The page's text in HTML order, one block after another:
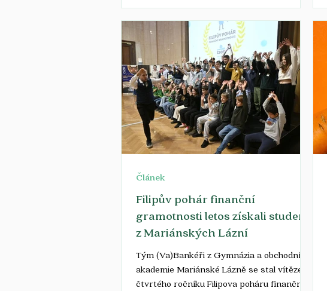
%. Podle analytiků se však zatím neočekává,
že by se tento výkyv promítl do trvalého
zdražení pro domácnosti – dopad na nové
smlouvy by měl být spíše omezený a
krátkodobý, vyplývá z tiskové zprávy
společnosti Arete. Ceny plynu na
evropském trhu rostou, ale dopad na
domácnosti bude
Filipův pohár finanční
gramotnosti letos získali studenti
z Mariánských Lázní
Tým (Va)Bankéři z Gymnázia a obchodní
akademie Mariánské Lázně se stal vítězem
čtvrtého ročníku Filipova poháru finanční
Článek